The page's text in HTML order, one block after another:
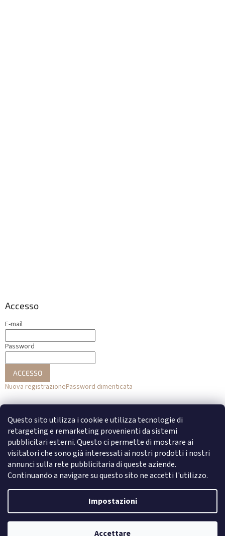
Questo sito utilizza i cookie e utilizza tecnologie di
retargeting e remarketing provenienti da sistemi
pubblicitari esterni. Questo ci permette di mostrare ai
visitatori che sono già interessati ai nostri prodotti i nostri
annunci sulla rete pubblicitaria di queste aziende.
Continuando a navigare su questo sito ne accetti l'utilizzo.
Impostazioni
Accettare
Accesso
E-mail
Password
ACCESSO
Nuova registrazionePassword dimenticata
o
Accesso con Facebook
Accesso con Google
Copyright 2026DENATO. Tutti i diritti riservati.Modifica delle